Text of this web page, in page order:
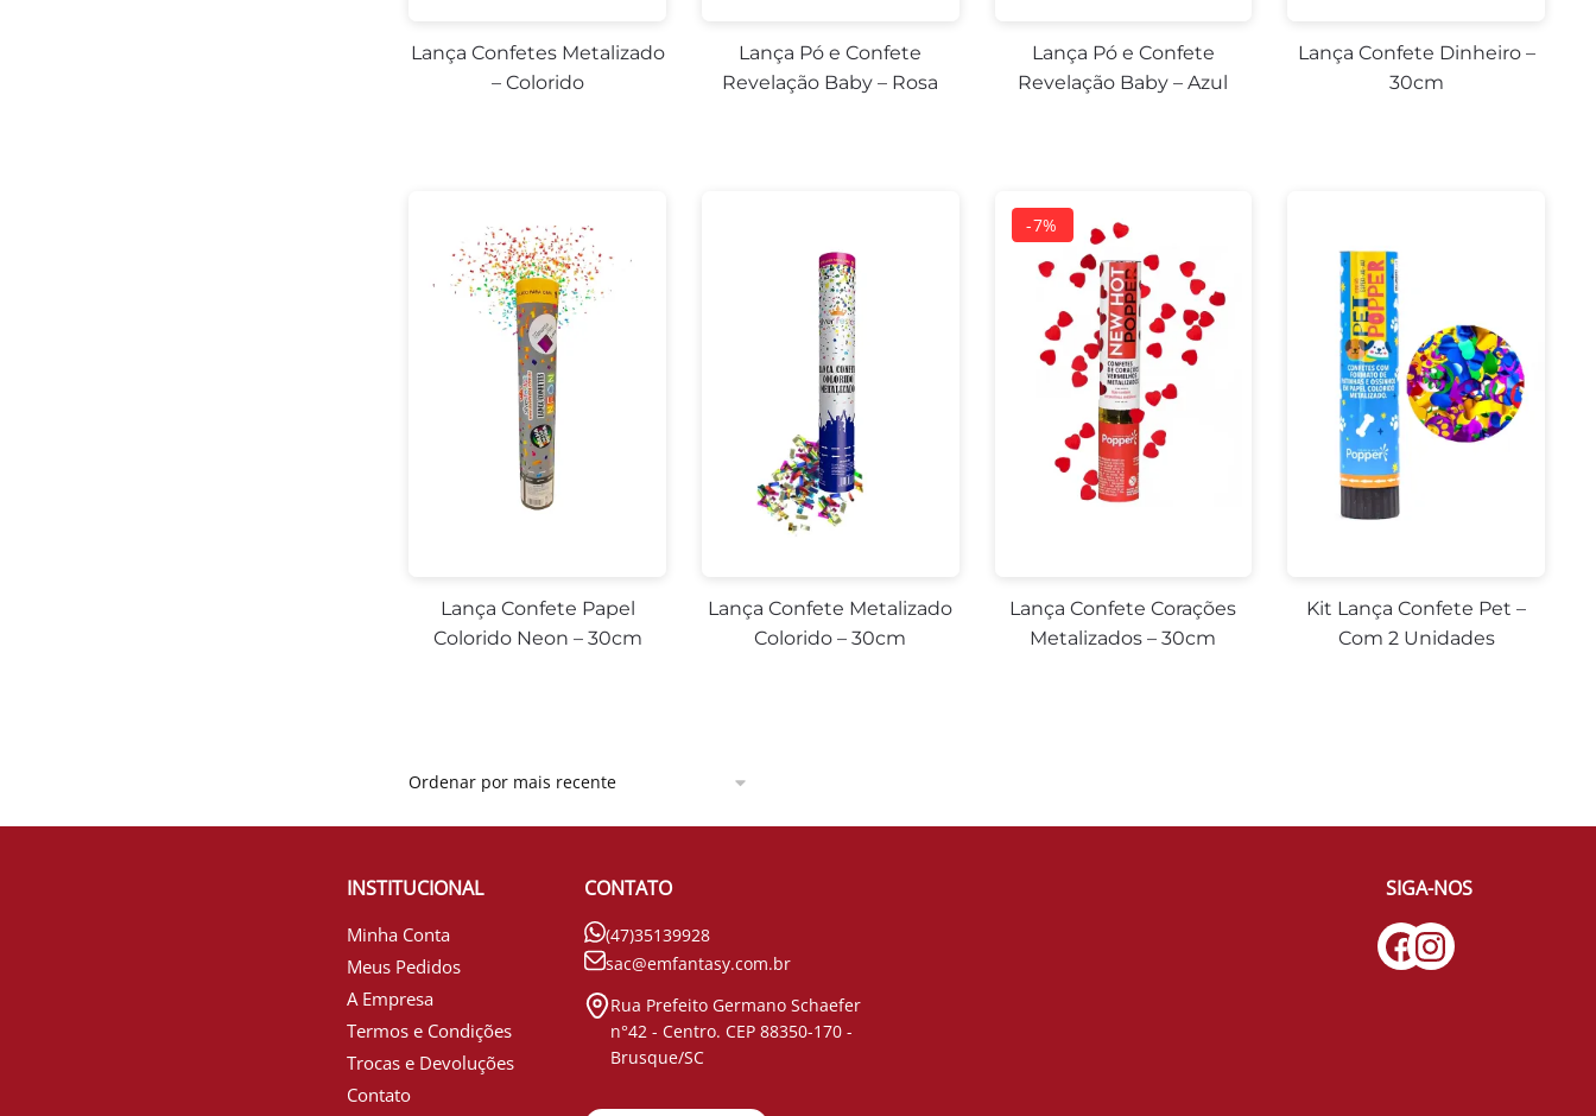
Lança Confetes Metalizado
– Colorido
Lança Pó e Confete
Revelação Baby – Rosa
Lança Pó e Confete
Revelação Baby – Azul
Lança Confete Dinheiro –
30cm
Lança Confete Papel
Colorido Neon – 30cm
Lança Confete Metalizado
Colorido – 30cm
Lança Confete Corações
Metalizados – 30cm
Kit Lança Confete Pet –
Com 2 Unidades
INSTITUCIONAL
Minha Conta
Meus Pedidos
A Empresa
Termos e Condições
Trocas e Devoluções
Contato
CONTATO
(47)35139928
sac@emfantasy.com.br
Rua Prefeito Germano Schaefer
n°42 - Centro. CEP 88350-170 -
Brusque/SC
SIGA-NOS